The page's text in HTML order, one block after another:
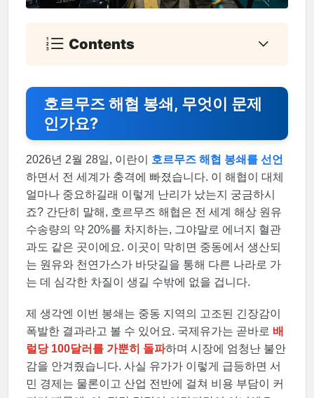
Contents
호르무즈 해협 봉쇄, 무엇이 문제
인가요?
2026년 2월 28일, 이란이 호르무즈 해협 봉쇄를 선언
하면서 전 세계가 충격에 빠졌습니다. 이 해협이 대체
얼마나 중요하길래 이렇게 난리가 났는지 궁금하시
죠? 간단히 말해, 호르무즈 해협은 전 세계 해상 원유
수송량의 약 20%를 차지하는, 그야말로 에너지 혈관
과도 같은 곳이에요. 이곳이 막히면 중동에서 생산되
는 원유와 천연가스가 바닷길을 통해 다른 나라로 가
는 데 심각한 차질이 생길 수밖에 없을 겁니다.
제 생각엔 이번 봉쇄는 중동 지역의 고조된 긴장감이
폭발한 결과라고 볼 수 있어요. 국제유가는 곧바로 배
럴당 100달러를 가뿐히 돌파하며 시장에 엄청난 불안
감을 안겨줬습니다. 사실 유가가 이렇게 급등하면 서
민 경제는 물론이고 산업 전반에 걸쳐 비용 부담이 커